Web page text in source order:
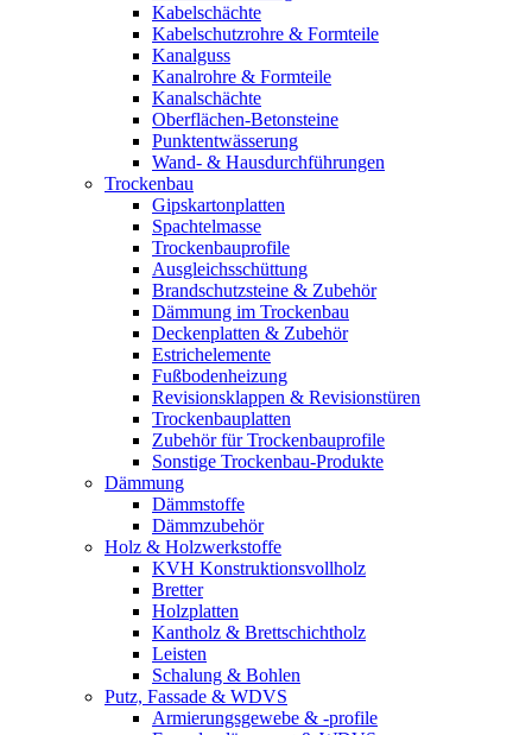
Kabelschächte
Kabelschutzrohre & Formteile
Kanalguss
Kanalrohre & Formteile
Kanalschächte
Oberflächen-Betonsteine
Punktentwässerung
Wand- & Hausdurchführungen
Trockenbau
Gipskartonplatten
Spachtelmasse
Trockenbauprofile
Ausgleichsschüttung
Brandschutzsteine & Zubehör
Dämmung im Trockenbau
Deckenplatten & Zubehör
Estrichelemente
Fußbodenheizung
Revisionsklappen & Revisionstüren
Trockenbauplatten
Zubehör für Trockenbauprofile
Sonstige Trockenbau-Produkte
Dämmung
Dämmstoffe
Dämmzubehör
Holz & Holzwerkstoffe
KVH Konstruktionsvollholz
Bretter
Holzplatten
Kantholz & Brettschichtholz
Leisten
Schalung & Bohlen
Putz, Fassade & WDVS
Armierungsgewebe & -profile